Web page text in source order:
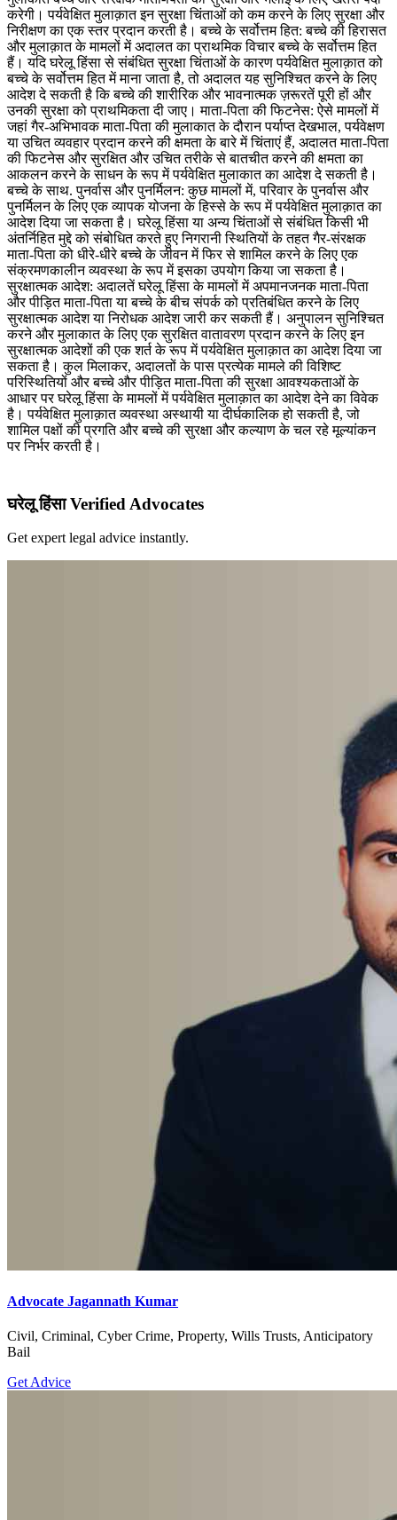
करेगी। पर्यवेक्षित मुलाक़ात इन सुरक्षा चिंताओं को कम करने के लिए सुरक्षा और
निरीक्षण का एक स्तर प्रदान करती है। बच्चे के सर्वोत्तम हित: बच्चे की हिरासत
और मुलाक़ात के मामलों में अदालत का प्राथमिक विचार बच्चे के सर्वोत्तम हित
हैं। यदि घरेलू हिंसा से संबंधित सुरक्षा चिंताओं के कारण पर्यवेक्षित मुलाक़ात को
बच्चे के सर्वोत्तम हित में माना जाता है, तो अदालत यह सुनिश्चित करने के लिए
आदेश दे सकती है कि बच्चे की शारीरिक और भावनात्मक ज़रूरतें पूरी हों और
उनकी सुरक्षा को प्राथमिकता दी जाए। माता-पिता की फिटनेस: ऐसे मामलों में
जहां गैर-अभिभावक माता-पिता की मुलाकात के दौरान पर्याप्त देखभाल, पर्यवेक्षण
या उचित व्यवहार प्रदान करने की क्षमता के बारे में चिंताएं हैं, अदालत माता-पिता
की फिटनेस और सुरक्षित और उचित तरीके से बातचीत करने की क्षमता का
आकलन करने के साधन के रूप में पर्यवेक्षित मुलाकात का आदेश दे सकती है।
बच्चे के साथ. पुनर्वास और पुनर्मिलन: कुछ मामलों में, परिवार के पुनर्वास और
पुनर्मिलन के लिए एक व्यापक योजना के हिस्से के रूप में पर्यवेक्षित मुलाक़ात का
आदेश दिया जा सकता है। घरेलू हिंसा या अन्य चिंताओं से संबंधित किसी भी
अंतर्निहित मुद्दे को संबोधित करते हुए निगरानी स्थितियों के तहत गैर-संरक्षक
माता-पिता को धीरे-धीरे बच्चे के जीवन में फिर से शामिल करने के लिए एक
संक्रमणकालीन व्यवस्था के रूप में इसका उपयोग किया जा सकता है।
सुरक्षात्मक आदेश: अदालतें घरेलू हिंसा के मामलों में अपमानजनक माता-पिता
और पीड़ित माता-पिता या बच्चे के बीच संपर्क को प्रतिबंधित करने के लिए
सुरक्षात्मक आदेश या निरोधक आदेश जारी कर सकती हैं। अनुपालन सुनिश्चित
करने और मुलाकात के लिए एक सुरक्षित वातावरण प्रदान करने के लिए इन
सुरक्षात्मक आदेशों की एक शर्त के रूप में पर्यवेक्षित मुलाक़ात का आदेश दिया जा
सकता है। कुल मिलाकर, अदालतों के पास प्रत्येक मामले की विशिष्ट
परिस्थितियों और बच्चे और पीड़ित माता-पिता की सुरक्षा आवश्यकताओं के
आधार पर घरेलू हिंसा के मामलों में पर्यवेक्षित मुलाक़ात का आदेश देने का विवेक
है। पर्यवेक्षित मुलाक़ात व्यवस्था अस्थायी या दीर्घकालिक हो सकती है, जो
शामिल पक्षों की प्रगति और बच्चे की सुरक्षा और कल्याण के चल रहे मूल्यांकन
पर निर्भर करती है।
घरेलू हिंसा Verified Advocates
Get expert legal advice instantly.
Advocate Jagannath Kumar
Civil, Criminal, Cyber Crime, Property, Wills Trusts, Anticipatory
Bail
Get Advice